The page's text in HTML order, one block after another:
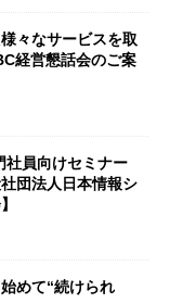
々なサービスを取
経営懇話会のご案
社員向けセミナー
団法人日本情報シ
めて“続けられ